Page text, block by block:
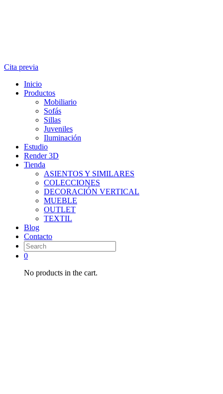
Cita previa
Inicio
Productos
Mobiliario
Sofás
Sillas
Juveniles
Iluminación
Estudio
Render 3D
Tienda
ASIENTOS Y SIMILARES
COLECCIONES
DECORACIÓN VERTICAL
MUEBLE
OUTLET
TEXTIL
Blog
Contacto
0
No products in the cart.